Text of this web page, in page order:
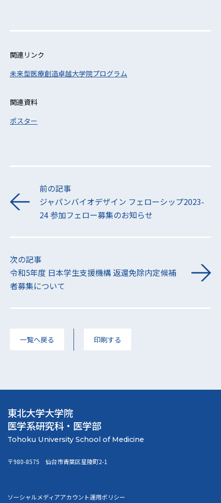
関連リンク
未来型医療創造卓越大学院プログラム
関連資料
ポスター
前の記事
ジャパンバイオデザイン フェローシップ2023-
24 参加フェロー募集のお知らせ
次の記事
令和5年度 日本学生支援機構 返還免除内定候補
者募集について
一覧へ戻る 印刷する
東北大学大学院
医学系研究科・医学部
〒980-8575 仙台市青葉区星陵町2-1
ソーシャルメディアアカウント運用ポリシー